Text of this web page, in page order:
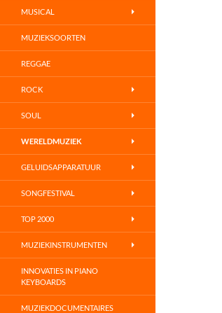
MUSICAL
MUZIEKSOORTEN
REGGAE
ROCK
SOUL
WERELDMUZIEK
GELUIDSAPPARATUUR
SONGFESTIVAL
TOP 2000
MUZIEKINSTRUMENTEN
INNOVATIES IN PIANO
KEYBOARDS
MUZIEKDOCUMENTAIRES